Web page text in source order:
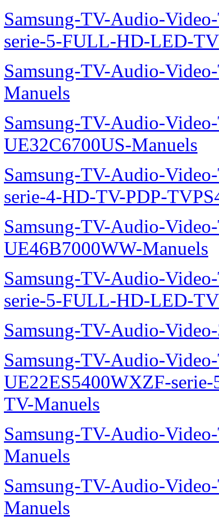
Samsung-TV-Audio-
serie-5-FULL-HD-LED-
Samsung-TV-Audio-
Manuels
Samsung-TV-Audio-
UE32C6700US-Manuels
Samsung-TV-Audio-
serie-4-HD-TV-PDP-
Samsung-TV-Audio-
UE46B7000WW-Manuels
Samsung-TV-Audio-
serie-5-FULL-HD-LED-
Samsung-TV-Audio-
Samsung-TV-Audio-
UE22ES5400WXZF-
TV-Manuels
Samsung-TV-Audio-
Manuels
Samsung-TV-Audio-
Manuels